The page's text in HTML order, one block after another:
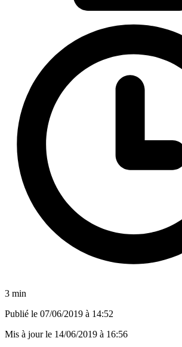
3 min
Publié le 07/06/2019 à 14:52
Mis à jour le 14/06/2019 à 16:56